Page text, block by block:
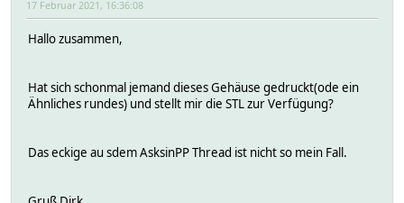
17 Februar 2021, 16:36:08
Hallo zusammen,
Hat sich schonmal jemand dieses Gehäuse gedruckt(ode ein
Ähnliches rundes) und stellt mir die STL zur Verfügung?
Das eckige au sdem AsksinPP Thread ist nicht so mein Fall.